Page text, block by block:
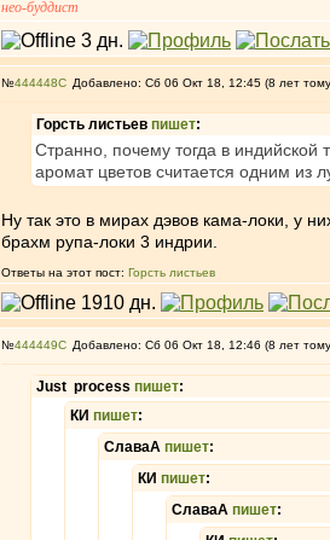
нео-буддист
№444448 Добавлено: Сб 06 Окт 18, 12:45 (8 лет
Горсть листьев пишет:
Странно, почему тогда в индийской
аромат цветов считается одним из
Ну так это в мирах дэвов кама-локи, у
брахм рупа-локи 3 индрии.
Ответы на этот пост: Горсть листьев
№444449 Добавлено: Сб 06 Окт 18, 12:46 (8 лет
Just process пишет:
КИ пишет:
СлаваА пишет:
КИ пишет:
СлаваА пишет: